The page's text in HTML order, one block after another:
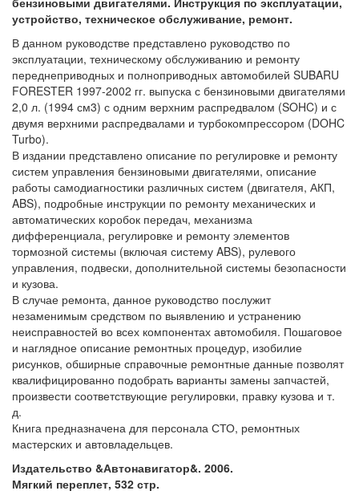
устройство, техническое обслуживание, ремонт.
В данном руководстве представлено руководство по
эксплуатации, техническому обслуживанию и ремонту
переднеприводных и полноприводных автомобилей SUBARU
FORESTER 1997-2002 гг. выпуска с бензиновыми двигателями
2,0 л. (1994 см3) с одним верхним распредвалом (SOHC) и с
двумя верхними распредвалами и турбокомпрессором (DOHC
Turbo).
В издании представлено описание по регулировке и ремонту
систем управления бензиновыми двигателями, описание
работы самодиагностики различных систем (двигателя, АКП,
ABS), подробные инструкции по ремонту механических и
автоматических коробок передач, механизма
дифференциала, регулировке и ремонту элементов
тормозной системы (включая систему ABS), рулевого
управления, подвески, дополнительной системы безопасности
и кузова.
В случае ремонта, данное руководство послужит
незаменимым средством по выявлению и устранению
неисправностей во всех компонентах автомобиля. Пошаговое
и наглядное описание ремонтных процедур, изобилие
рисунков, обширные справочные ремонтные данные позволят
квалифицированно подобрать варианты замены запчастей,
произвести соответствующие регулировки, правку кузова и т.
д.
Книга предназначена для персонала СТО, ремонтных
мастерских и автовладельцев.
Издательство &Автонавигатор&. 2006.
Мягкий переплет, 532 стр.